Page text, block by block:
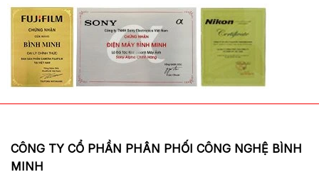
CÔNG TY CỔ PHẦN PHÂN PHỐI CÔNG NGHỆ BÌNH
MINH